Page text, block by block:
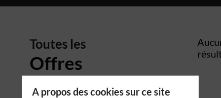
Toutes les
Offres
partenaires
A propos des cookies sur ce site